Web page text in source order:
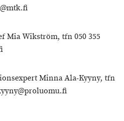
Mia Wikström, tfn 050 355
Minna Ala-Kyyny, tfn